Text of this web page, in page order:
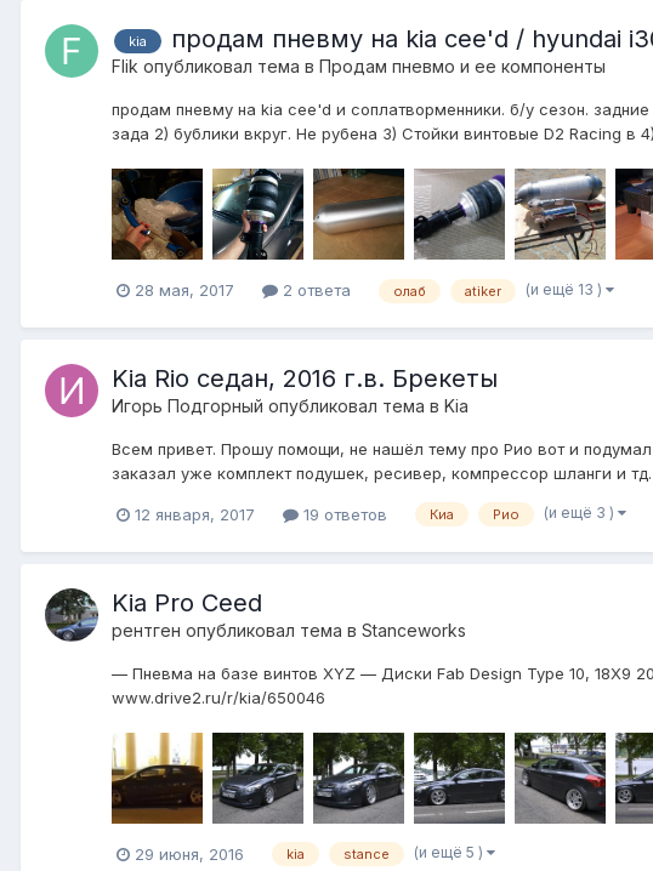
kia продам пневму на kia cee'd / hyundai
Flik опубликовал тема в Продам пневмо и ее компоненты
продам пневму на kia cee'd и соплатворменники. б/у сезон.
зада 2) бублики вкруг. Не рубена 3) Стойки винтовые D2 Racing в
28 мая, 2017 2 ответа олаб atiker (и ещё 13 )
Kia Rio седан, 2016 г.в. Брекеты
Игорь Подгорный опубликовал тема в Kia
Всем привет. Прошу помощи, не нашёл тему про Рио вот и
заказал уже комплект подушек, ресивер, компрессор шланги и
12 января, 2017 19 ответов Киа Рио (и ещё 3 )
Kia Pro Ceed
рентген опубликовал тема в Stanceworks
— Пневма на базе винтов XYZ — Диски Fab Design Type 10, 18Х9
www.drive2.ru/r/kia/650046
29 июня, 2016 kia stance (и ещё 5 )